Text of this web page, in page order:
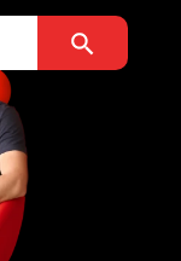
Search Button